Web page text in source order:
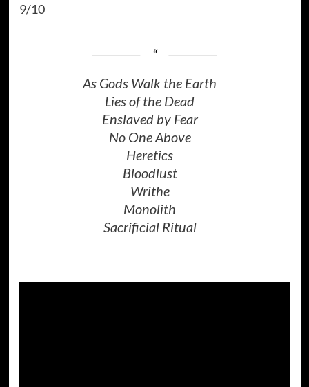
9/10
As Gods Walk the Earth
Lies of the Dead
Enslaved by Fear
No One Above
Heretics
Bloodlust
Writhe
Monolith
Sacrificial Ritual